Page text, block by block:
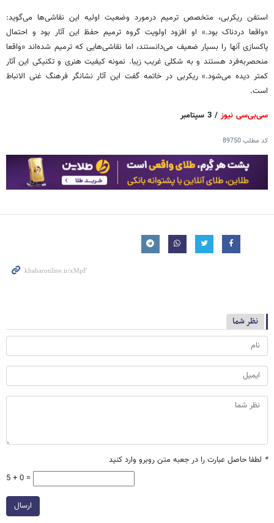
استفن ریکربی، متخصص ترمیم درمورد وضعیت اولیه این نقاشی‌ها می‌گوید:
«واقعا دردناک بود.» او افزود اولویت گروه ترمیم حفظ این آثار بود و احتمال
پاکسازی آنها را بسیار ضعیف می‌دانستند، اما نقاشی‌هایی که ترمیم شده‌اند «واقعا
منحصربه‌فرد هستند و به شکلی غریب زیبا. نمونه کیفیت هنری و تکنیکی این آثار
کمتر دیده می‌شود.» ریکربی در خاتمه گفت این آثار نشانگر فرهنگ غنی الانباط
است.
سی‌بی‌سی نیوز / 3 سپتامبر
کد مطلب89750
نظر شما
* لطفا حاصل عبارت را در جعبه متن روبرو وارد کنید
5 + 0 =
ارسال